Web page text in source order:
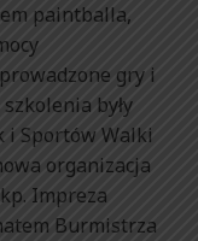
paintballa,
gry i
były
i Sportów Walki
organizacja
Impreza
Burmistrza